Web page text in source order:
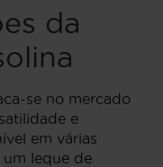
da
se no mercado
e
em várias
um leque de